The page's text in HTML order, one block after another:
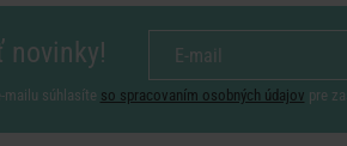
novinky!
mailu súhlasíte so spracovaním osobných údajov pre